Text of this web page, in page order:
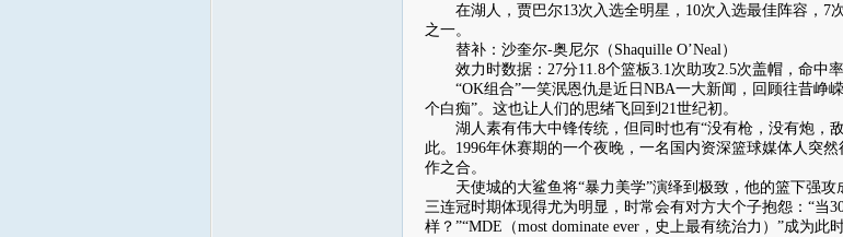
在湖人，贾巴尔13次入选全明星，10次入选最佳阵容，7
之一。
替补：沙奎尔-奥尼尔（Shaquille O’Neal）
效力时数据：27分11.8个篮板3.1次助攻2.5次盖帽，命中
“OK组合”一笑泯恩仇是近日NBA一大新闻，回顾往昔峥
个白痴”。这也让人们的思绪飞回到21世纪初。
湖人素有伟大中锋传统，但同时也有“没有枪，没有炮，
此。1996年休赛期的一个夜晚，一名国内资深篮球媒体人突
作之合。
天使城的大鲨鱼将“暴力美学”演绎到极致，他的篮下强攻
三连冠时期体现得尤为明显，时常会有对方大个子抱怨：“当
样？”“MDE（most dominate ever，史上最有统治力）”成为此